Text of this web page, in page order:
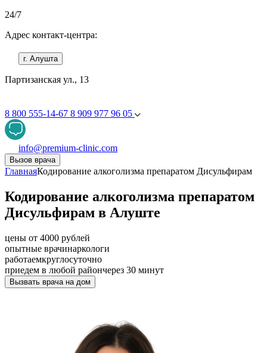
24/7
Адрес контакт-центра:
г. Алушта
Партизанская ул., 13
8 800 555-14-67 8 909 977 96 05
info@premium-clinic.com
Вызов врача
ГлавнаяКодирование алкоголизма препаратом Дисульфирам
Кодирование алкоголизма препаратом
Дисульфирам в Алуште
цены от 4000 рублей
опытные врачинаркологи
работаемкруглосуточно
приедем в любой райончерез 30 минут
Вызвать врача на дом